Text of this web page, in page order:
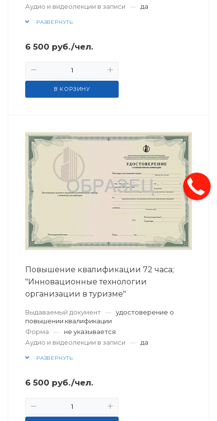
Аудио и видеолекции в записи
— да
РАЗВЕРНУТЬ
6 500 руб./чел.
В КОРЗИНУ
Повышение квалификации 72 часа;
"Инновационные технологии
организации в туризме"
Выдаваемый документ — удостоверение о
повышении квалификации
Форма
—
не указывается
Аудио и видеолекции в записи
— да
РАЗВЕРНУТЬ
6 500 руб./чел.